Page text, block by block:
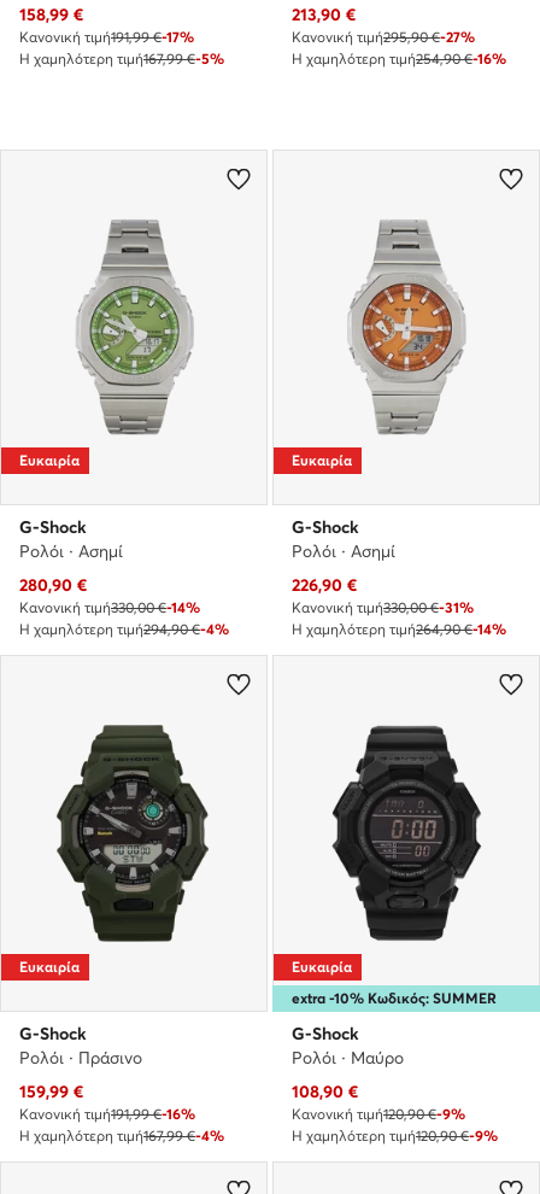
Τρέχουσα τιμή
158,99 €
Κανονική τιμή191,99 €-17%
Η χαμηλότερη τιμή167,99 €-5%
Τρέχουσα τιμή
213,90 €
Κανονική τιμή295,90 €-27%
Η χαμηλότερη τιμή254,90 €-16%
Ευκαιρία
G-Shock
Ρολόι · Ασημί
Τρέχουσα τιμή
280,90 €
Κανονική τιμή330,00 €-14%
Η χαμηλότερη τιμή294,90 €-4%
Ευκαιρία
G-Shock
Ρολόι · Ασημί
Τρέχουσα τιμή
226,90 €
Κανονική τιμή330,00 €-31%
Η χαμηλότερη τιμή264,90 €-14%
Ευκαιρία
G-Shock
Ρολόι · Πράσινο
Τρέχουσα τιμή
159,99 €
Κανονική τιμή191,99 €-16%
Η χαμηλότερη τιμή167,99 €-4%
extra -10% Κωδικός: SUMMER
Ευκαιρία
G-Shock
Ρολόι · Μαύρο
Τρέχουσα τιμή
108,90 €
Κανονική τιμή120,90 €-9%
Η χαμηλότερη τιμή120,90 €-9%